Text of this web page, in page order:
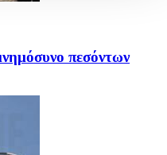
πεσόντων